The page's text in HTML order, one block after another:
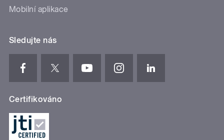
Mobilní aplikace
Sledujte nás
Certifikováno